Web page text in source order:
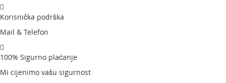
Korisnička podrška
Mail & Telefon
100% Sigurno plaćanje
Mi cijenimo vašu sigurnost